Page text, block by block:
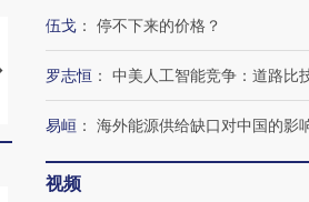
马航飞行员跨国走私7万
视线｜被称为“蟑螂”的
伍戈 ： 停不下来的价格？
罗志恒 ： 中美人工智能竞争：道路比
易峘 ： 海外能源供给缺口对中国的影
视频